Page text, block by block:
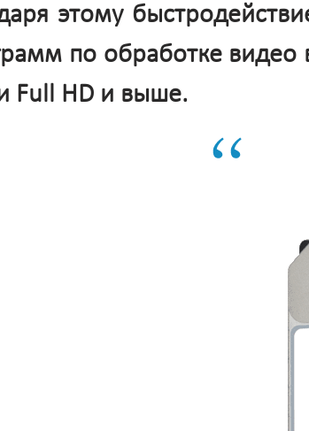
этому
по обработке видео
Full HD и выше.